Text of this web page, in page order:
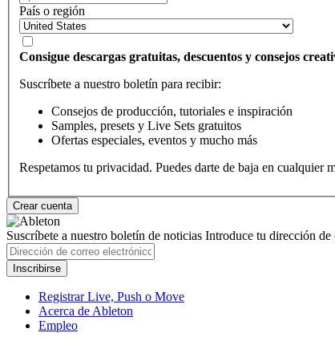
País o región
Consigue descargas gratuitas, descuentos y consejos
Suscríbete a nuestro boletín para recibir:
Consejos de producción, tutoriales e inspiración
Samples, presets y Live Sets gratuitos
Ofertas especiales, eventos y mucho más
Respetamos tu privacidad. Puedes darte de baja en cualquier
Suscríbete a nuestro boletín de noticias Introduce tu dirección de
Registrar Live, Push o Move
Acerca de Ableton
Empleo